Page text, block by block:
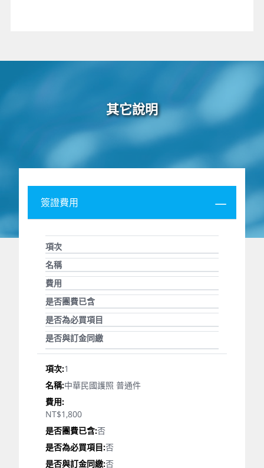
其它說明
簽證費用
項次
名稱
費用
是否團費已含
是否為必買項目
是否與訂金同繳
1
中華民國護照 普通件
NT$1,800
否
否
否